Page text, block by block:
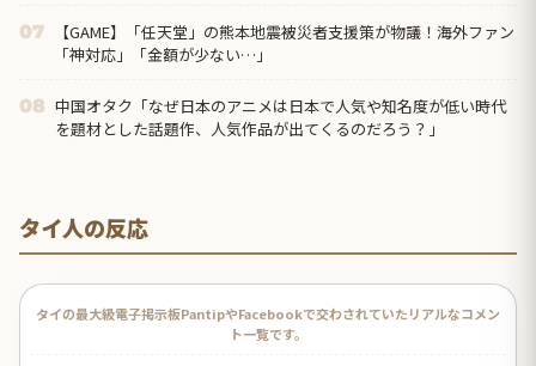
07
【GAME】「任天堂」の熊本地震被災者支援策が物議！海外ファン
「神対応」「金額が少ない…」
08 中国オタク「なぜ日本のアニメは日本で人気や知名度が低い時代
を題材とした話題作、人気作品が出てくるのだろう？」
タイ人の反応
タイの最大級電子掲示板PantipやFacebookで交わされていたリアルなコメン
ト一覧です。